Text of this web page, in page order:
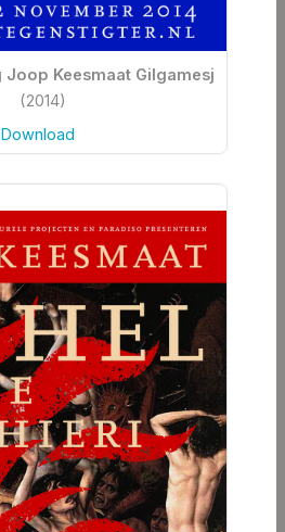
Keesmaat Gilgamesj
(2014)
Download